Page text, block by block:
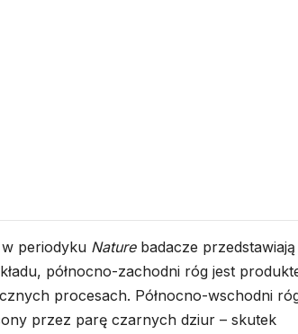
periodyku Naturebadacze przedstawiają
północno-zachodni róg jest
procesach. Północno-wschodni
przez parę czarnych dziur – skutek